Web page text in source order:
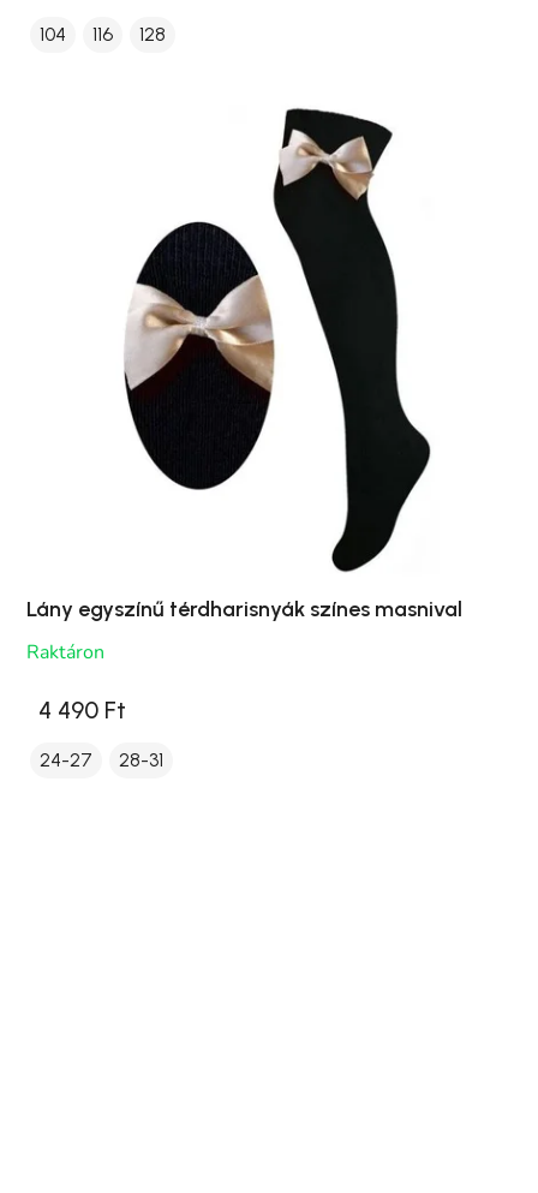
104 116 128
Lány egyszínű térdharisnyák színes masnival
Raktáron
4 490 Ft
24-27 28-31